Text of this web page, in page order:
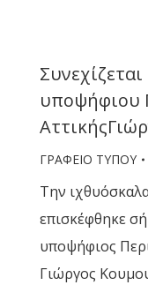
υποψήφιου
ΓΡΑΦΕΙΟ ΤΥΠΟΥ
Την
επισκέφθηκε
υποψήφιος
Γιώργος